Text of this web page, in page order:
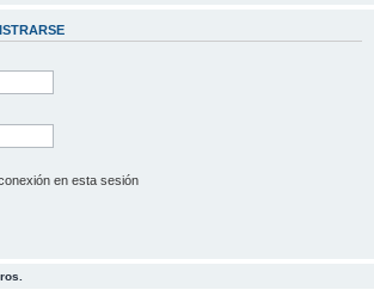
en esta sesión